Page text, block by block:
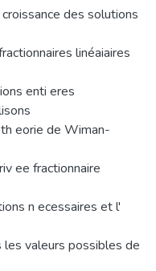
des solutions
linéaiaires
enti eres
eorie de Wiman-
ee fractionnaire
n ecessaires et l'
les valeurs possibles de